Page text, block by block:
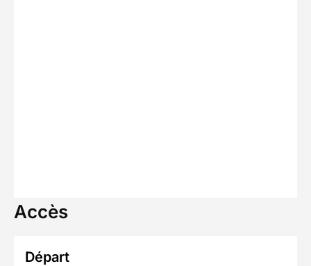
Accès
Départ